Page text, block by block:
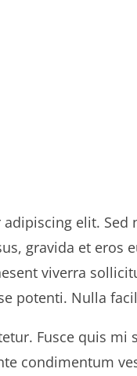
elit.
gravida et eros
viverra
potenti. Nulla
Fusce quis
condimentum